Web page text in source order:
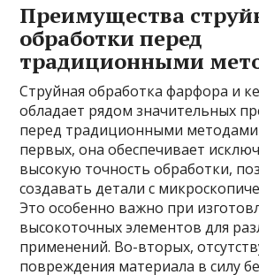
Преимущества
обработки перед
традиционными
Струйная обработка фарфора и
обладает рядом значительных
перед традиционными методами
первых, она обеспечивает
высокую точность обработки,
создавать детали с
Это особенно важно при
высокоточных элементов для
применений. Во-вторых,
повреждения материала в силу